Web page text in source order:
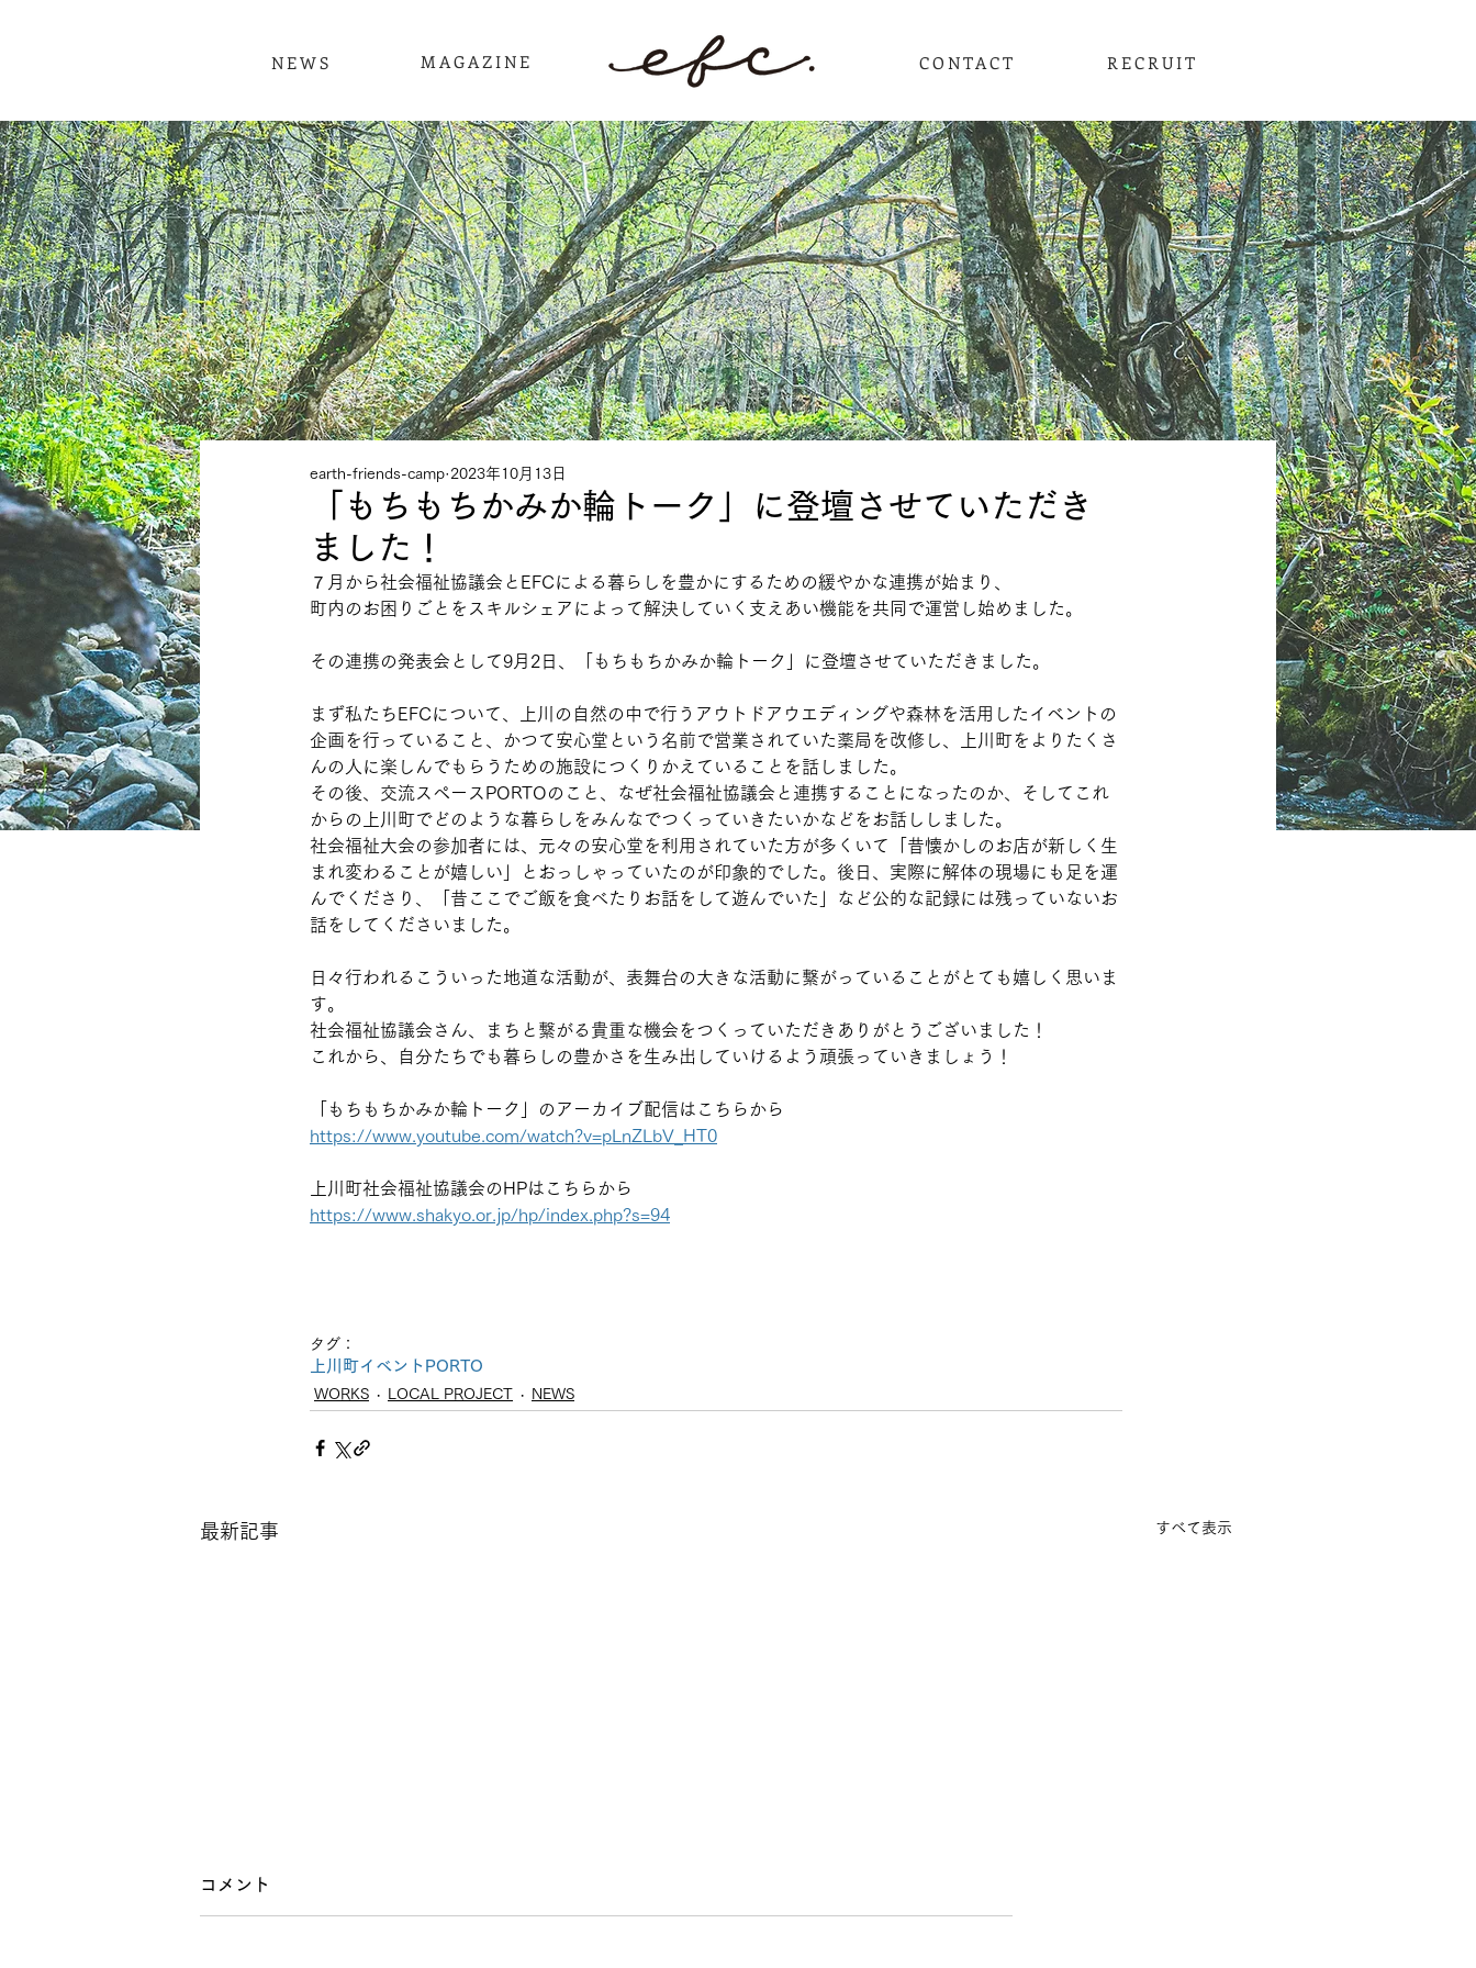
NEWS MAGAZINE CONTACT RECRUIT
「もちもちかみか輪トーク」に登壇させていただき
ました！
earth-friends-camp 2023年10月13日
７月から社会福祉協議会とEFCによる暮らしを豊かにするための緩やかな連携が始まり、
町内のお困りごとをスキルシェアによって解決していく支えあい機能を共同で運営し始めました。
その連携の発表会として9月2日、「もちもちかみか輪トーク」に登壇させていただきました。
まず私たちEFCについて、上川の自然の中で行うアウトドアウエディングや森林を活用したイベントの
企画を行っていること、かつて安心堂という名前で営業されていた薬局を改修し、上川町をよりたくさ
んの人に楽しんでもらうための施設につくりかえていることを話しました。
その後、交流スペースPORTOのこと、なぜ社会福祉協議会と連携することになったのか、そしてこれ
からの上川町でどのような暮らしをみんなでつくっていきたいかなどをお話ししました。
社会福祉大会の参加者には、元々の安心堂を利用されていた方が多くいて「昔懐かしのお店が新しく生
まれ変わることが嬉しい」とおっしゃっていたのが印象的でした。後日、実際に解体の現場にも足を運
んでくださり、「昔ここでご飯を食べたりお話をして遊んでいた」など公的な記録には残っていないお
話をしてくださいました。
日々行われるこういった地道な活動が、表舞台の大きな活動に繋がっていることがとても嬉しく思いま
す。
社会福祉協議会さん、まちと繋がる貴重な機会をつくっていただきありがとうございました！
これから、自分たちでも暮らしの豊かさを生み出していけるよう頑張っていきましょう！
「もちもちかみか輪トーク」のアーカイブ配信はこちらから
https://www.youtube.com/watch?v=pLnZLbV_HT0
上川町社会福祉協議会のHPはこちらから
https://www.shakyo.or.jp/hp/index.php?s=94
タグ：
上川町イベント PORTO
WORKS LOCAL PROJECT NEWS
最新記事 すべて表示
コメント